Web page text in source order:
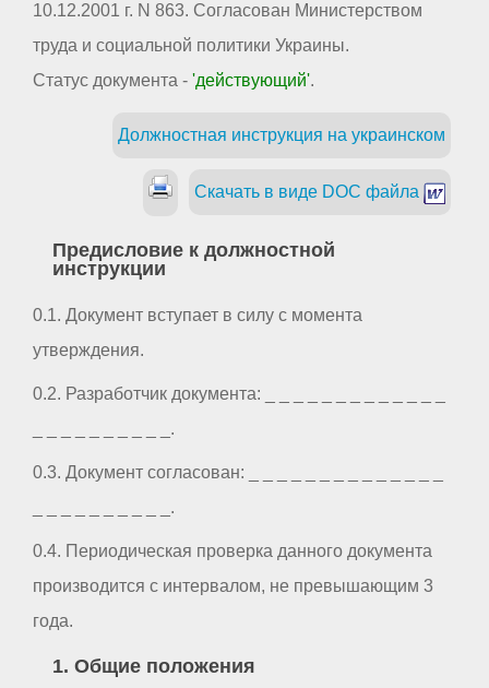
10.12.2001 г. N 863. Согласован Министерством
труда и социальной политики Украины.
Статус документа - 'действующий'.
Должностная инструкция на украинском
Скачать в виде DOC файла
Предисловие к должностной
инструкции
0.1. Документ вступает в силу с момента
утверждения.
0.2. Разработчик документа: _ _ _ _ _ _ _ _ _ _ _ _ _
_ _ _ _ _ _ _ _ _ _.
0.3. Документ согласован: _ _ _ _ _ _ _ _ _ _ _ _ _ _
_ _ _ _ _ _ _ _ _ _.
0.4. Периодическая проверка данного документа
производится с интервалом, не превышающим 3
года.
1. Общие положения